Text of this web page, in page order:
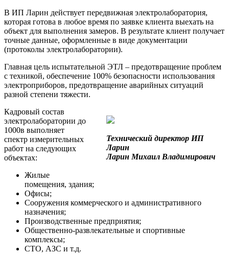
В ИП Ларин действует передвижная электролаборатория,
которая готова в любое время по заявке клиента выехать на
объект для выполнения замеров. В результате клиент получает
точные данные, оформленные в виде документации
(протоколы электролаборатории).
Главная цель испытательной ЭТЛ – предотвращение проблем
с техникой, обеспечение 100% безопасности использования
электроприборов, предотвращение аварийных ситуаций
разной степени тяжести.
Технический директор ИП
Ларин
Ларин Михаил Владимирович
Кадровый состав
электролаборатории до
1000в выполняет
спектр измерительных
работ на следующих
объектах:
Жилые
помещения, здания;
Офисы;
Сооружения коммерческого и административного
назначения;
Производственные предприятия;
Общественно-развлекательные и спортивные
комплексы;
СТО, АЗС и т.д.